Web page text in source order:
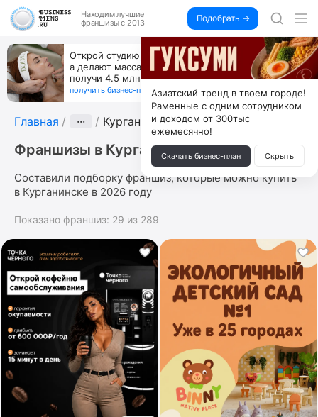
Находим лучшие
франшизы с 2013
Подобрать →
Открой студию, где не колют и не режут,
а делают массаж лица руками и в первый же год
получи 4.5 млн
получить бизнес-план ↓
Главная ··· Курганинск
Франшизы в Курганинске
Составили подборку франшиз, которые можно купить
в Курганинске в 2026 году
Показано франшиз: 29 из 289
Азиатский тренд в твоем городе!
Раменные с одним сотрудником
и доходом от 300тыс
ежемесячно!
Скачать бизнес-план Скрыть